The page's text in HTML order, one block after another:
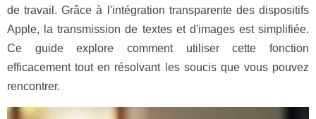
de travail. Grâce à l'intégration transparente des dispositifs
Apple, la transmission de textes et d'images est simplifiée.
Ce guide explore comment utiliser cette fonction
efficacement tout en résolvant les soucis que vous pouvez
rencontrer.